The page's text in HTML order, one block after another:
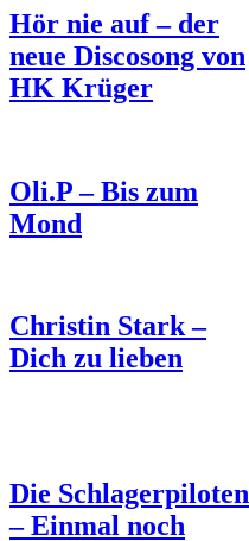
Hör nie auf – der
neue Discosong von
HK Krüger
Oli.P – Bis zum
Mond
Christin Stark –
Dich zu lieben
Die Schlagerpiloten
– Einmal noch